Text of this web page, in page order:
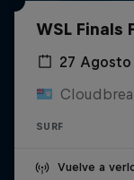
WSL Finals
27
SURF
Vuelve a